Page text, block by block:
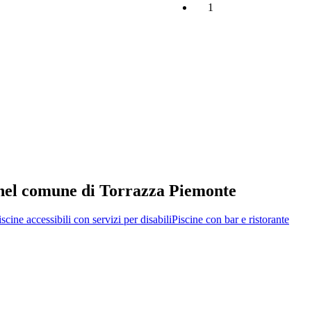
1
comune di Torrazza Piemonte
accessibili con servizi per disabiliPiscine con bar e ristorante